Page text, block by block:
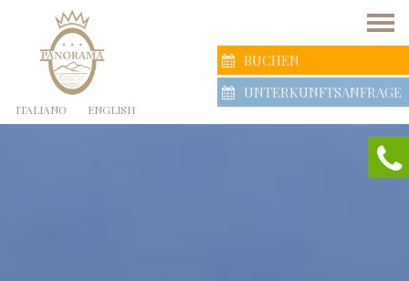
ITALIANO ENGLISH
UNTERKUNFTSANFRAGE
BUCHEN